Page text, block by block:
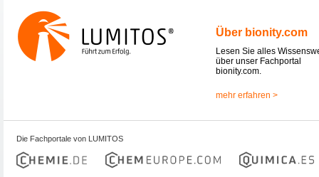
Über bionity.com
Lesen Sie alles
über unser Fachportal
bionity.com.
mehr erfahren >
Die Fachportale von LUMITOS